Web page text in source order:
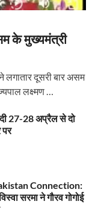
के मुख्यमंत्री
ने लगातार दूसरी बार असम
लक्ष्मण …
27-28 अप्रैल से दो
पर
Connection:
सरमा ने गौरव गोगोई